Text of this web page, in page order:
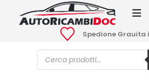
Spedione Grauita
Ricerca
prodotti